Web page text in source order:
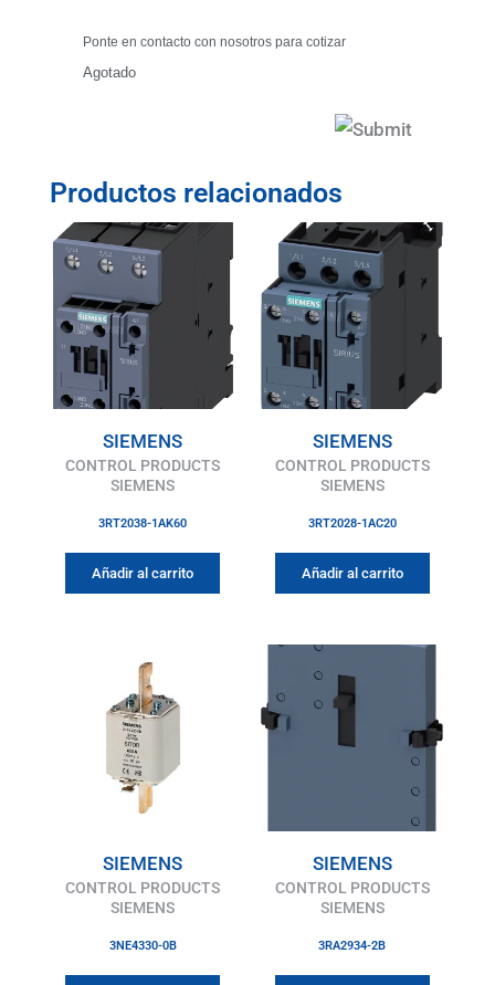
Ponte en contacto con nosotros para cotizar
Agotado
Productos relacionados
SIEMENS
CONTROL PRODUCTS
SIEMENS
3RT2038-1AK60
Añadir al carrito
SIEMENS
CONTROL PRODUCTS
SIEMENS
3RT2028-1AC20
Añadir al carrito
SIEMENS
CONTROL PRODUCTS
SIEMENS
3NE4330-0B
SIEMENS
CONTROL PRODUCTS
SIEMENS
3RA2934-2B